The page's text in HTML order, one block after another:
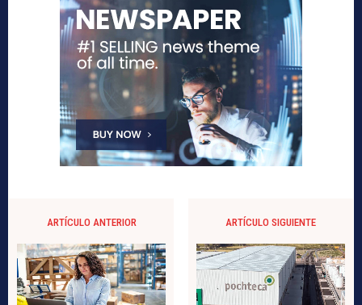
ARTÍCULO ANTERIOR ARTÍCULO SIGUIENTE